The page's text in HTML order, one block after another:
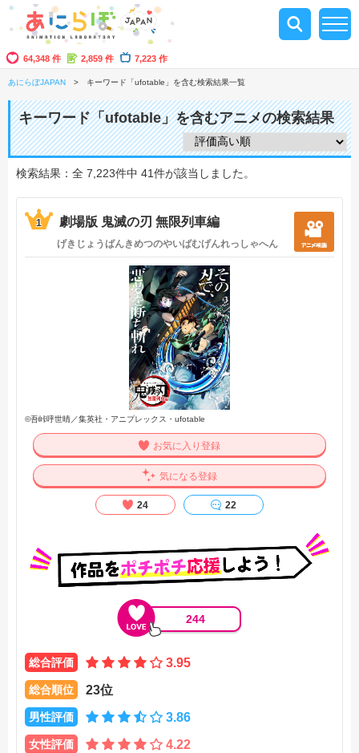
64,348 件 2,859 件 7,223 作
あにらぼJAPAN キーワード「ufotable」を含む検索結果一覧
キーワード「ufotable」を含むアニメの検索結果
検索結果：全 7,223件中 41件が該当しました。
1 劇場版 鬼滅の刃 無限列車編
げきじょうばんきめつのやいばむげんれっしゃへん
©吾峠呼世晴／集英社・アニプレックス・ufotable
お気に入り登録
気になる登録
24 22
244
総合評価 3.95
総合順位 23位
男性評価 3.86
女性評価 4.22